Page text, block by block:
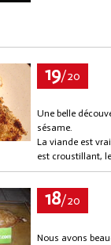
19/20
Une belle
sésame.
La viande est
est croustillant,
18/20
Nous avons